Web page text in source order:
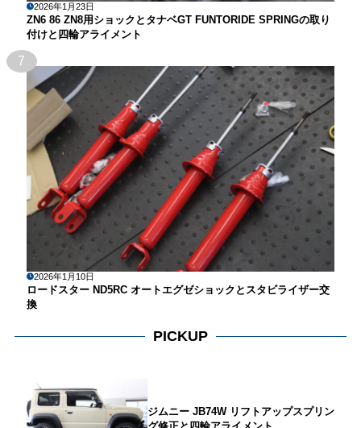
2026年1月23日
ZN6 86 ZN8用ショックとタナベGT FUNTORIDE SPRINGの取り
付けと四輪アライメント
7
2026年1月10日
ロードスター ND5RC オートエグゼショックとスタビライザー交
換
PICKUP
ジムニー JB74W リフトアップスプリン